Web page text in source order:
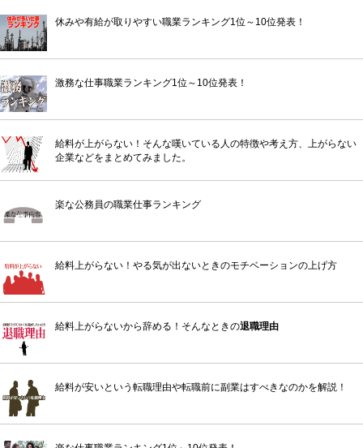
休みや有給が取りやすい職業ランキング1位～10位発表！
激務な仕事職業ランキング1位～10位発表！
給料が上がらない！そんな嘆いている人の特徴や考え方、上がらない
企業などをまとめてみました。
楽な公務員の職業仕事ランキング
給料上がらない！やる気が出ないときのモチベーションの上げ方
給料上がらないから辞める！そんなときの退職理由
給料が安いという転職理由や転職前に副業はすべきなのかを解説！